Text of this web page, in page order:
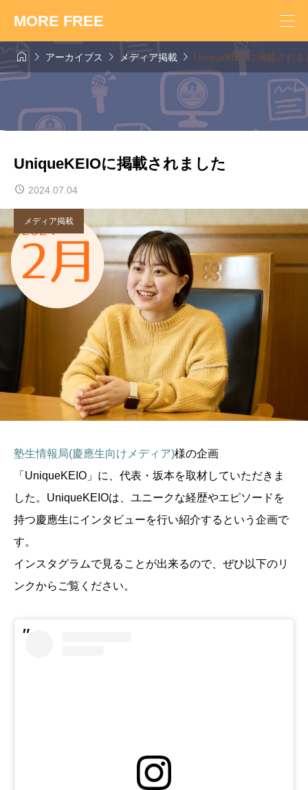
MORE FREE
  アーカイブス  メディア掲載  UniqueKEIOに掲載されま
UniqueKEIOに掲載されました
2024.07.04
メディア掲載
塾生情報局(慶應生向けメディア)様の企画
「UniqueKEIO」に、代表・坂本を取材していただきま
した。UniqueKEIOは、ユニークな経歴やエピソードを
持つ慶應生にインタビューを行い紹介するという企画で
す。
インスタグラムで見ることが出来るので、ぜひ以下のリ
ンクからご覧ください。